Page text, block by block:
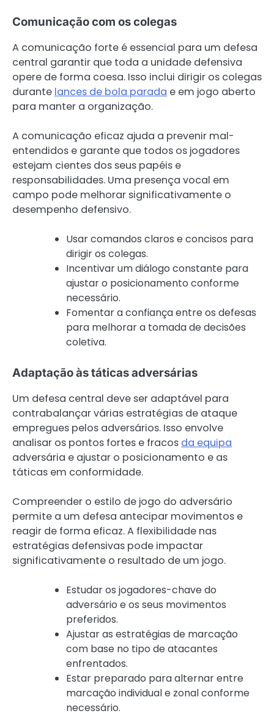
Comunicação com os colegas
A comunicação forte é essencial para um defesa
central garantir que toda a unidade defensiva
opere de forma coesa. Isso inclui dirigir os colegas
durante lances de bola parada e em jogo aberto
para manter a organização.
A comunicação eficaz ajuda a prevenir mal-
entendidos e garante que todos os jogadores
estejam cientes dos seus papéis e
responsabilidades. Uma presença vocal em
campo pode melhorar significativamente o
desempenho defensivo.
Usar comandos claros e concisos para
dirigir os colegas.
Incentivar um diálogo constante para
ajustar o posicionamento conforme
necessário.
Fomentar a confiança entre os defesas
para melhorar a tomada de decisões
coletiva.
Adaptação às táticas adversárias
Um defesa central deve ser adaptável para
contrabalançar várias estratégias de ataque
empregues pelos adversários. Isso envolve
analisar os pontos fortes e fracos da equipa
adversária e ajustar o posicionamento e as
táticas em conformidade.
Compreender o estilo de jogo do adversário
permite a um defesa antecipar movimentos e
reagir de forma eficaz. A flexibilidade nas
estratégias defensivas pode impactar
significativamente o resultado de um jogo.
Estudar os jogadores-chave do
adversário e os seus movimentos
preferidos.
Ajustar as estratégias de marcação
com base no tipo de atacantes
enfrentados.
Estar preparado para alternar entre
marcação individual e zonal conforme
necessário.